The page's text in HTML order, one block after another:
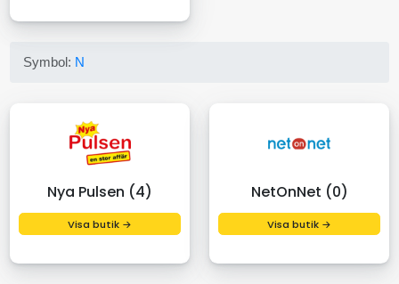
Symbol: N
Nya Pulsen (4)
Visa butik →
NetOnNet (0)
Visa butik →